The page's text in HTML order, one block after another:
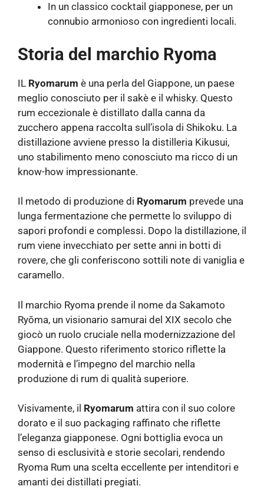
In un classico cocktail giapponese, per un
connubio armonioso con ingredienti locali.
Storia del marchio Ryoma
IL Ryomarum è una perla del Giappone, un paese
meglio conosciuto per il sakè e il whisky. Questo
rum eccezionale è distillato dalla canna da
zucchero appena raccolta sull’isola di Shikoku. La
distillazione avviene presso la distilleria Kikusui,
uno stabilimento meno conosciuto ma ricco di un
know-how impressionante.
Il metodo di produzione di Ryomarum prevede una
lunga fermentazione che permette lo sviluppo di
sapori profondi e complessi. Dopo la distillazione, il
rum viene invecchiato per sette anni in botti di
rovere, che gli conferiscono sottili note di vaniglia e
caramello.
Il marchio Ryoma prende il nome da Sakamoto
Ryōma, un visionario samurai del XIX secolo che
giocò un ruolo cruciale nella modernizzazione del
Giappone. Questo riferimento storico riflette la
modernità e l’impegno del marchio nella
produzione di rum di qualità superiore.
Visivamente, il Ryomarum attira con il suo colore
dorato e il suo packaging raffinato che riflette
l’eleganza giapponese. Ogni bottiglia evoca un
senso di esclusività e storie secolari, rendendo
Ryoma Rum una scelta eccellente per intenditori e
amanti dei distillati pregiati.